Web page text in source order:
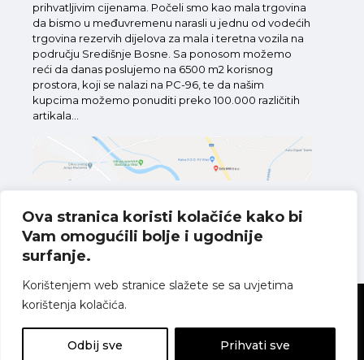
Ova stranica koristi kolačiće kako bi
Vam omogućili bolje i ugodnije
surfanje.
Korištenjem web stranice slažete se sa uvjetima
korištenja kolačića.
Odbij sve Prihvati sve
prihvatljivim cijenama. Počeli smo kao mala trgovina
da bismo u međuvremenu narasli u jednu od vodećih
trgovina rezervih dijelova za mala i teretna vozila na
području Središnje Bosne. Sa ponosom možemo
reći da danas poslujemo na 6500 m2 korisnog
prostora, koji se nalazi na PC-96, te da našim
kupcima možemo ponuditi preko 100.000 različitih
artikala...
Pronađite nas na karti
Sva prava pridržana
privatnosti
Uvjeti korištenja